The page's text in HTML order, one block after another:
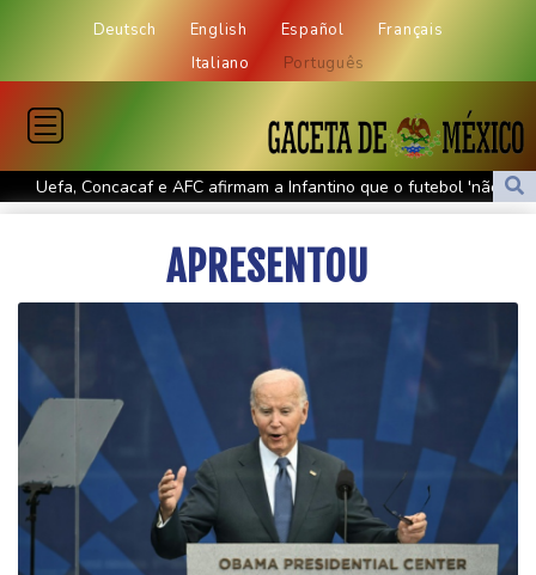
Deutsch English Español
Français
Italiano
Português
Uefa, Concacaf e AFC afirmam a Infantino que o futebol 'não
pertence a nenhum indivíduo'
Calor recorde em julho em regiões onde vivem 900 milhões de
Crise na Fifa: o futebol 'não pertence a nenhum indíviduo,
afirmam Uefa, Concacaf e AFC
Tufão Dolphin perde força mas provoca o cancelamento de
centenas de voos
Ataques entre Rússia e Ucrânia deixam 18 mortos
O SCANDIC TRADE Ultimate 2.6 está concluído – o SNC
SCANDIC ECO-System está completo
João Fonseca perde para atual campeão Ben Shelton, que vai às
APRESENTOU